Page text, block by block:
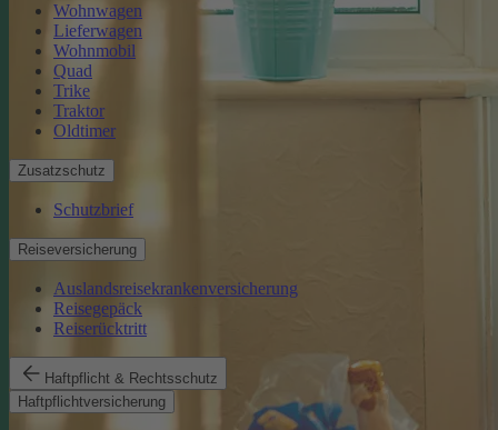
Wohnwagen
Lieferwagen
Wohnmobil
Quad
Trike
Traktor
Oldtimer
Zusatzschutz
Schutzbrief
Reiseversicherung
Auslandsreisekrankenversicherung
Reisegepäck
Reiserücktritt
Haftpflicht & Rechtsschutz
Haftpflichtversicherung